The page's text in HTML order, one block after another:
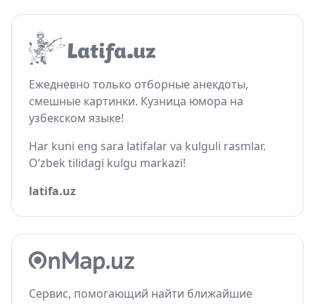
Ежедневно только отборные анекдоты,
смешные картинки. Кузница юмора на
узбекском языке!
Har kuni eng sara latifalar va kulguli rasmlar.
O‘zbek tilidagi kulgu markazi!
latifa.uz
Сервис, помогающий найти ближайшие